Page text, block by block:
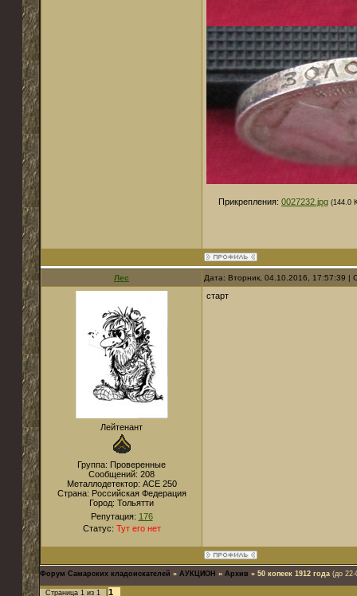
Прикрепления: 0027232.jpg (144.0
Лес Дата: Вторник, 04.10.2016, 17:57:39
Лейтенант
Группа: Проверенные
Сообщений: 208
Металлодетектор: ACE 250
Страна: Российская Федерация
Город: Тольятти
Репутация: 176
Статус: Тут его нет
старт
Форум Самарских кладоискателей » АУКЦИОН » Архив » 50 копеек 1912 года (до 22-
Страница 1 из 1 1